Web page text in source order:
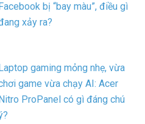
bị “bay màu”, điều gì
xảy ra?
gaming mỏng nhẹ, vừa
game vừa chạy AI: Acer
ProPanel có gì đáng chú